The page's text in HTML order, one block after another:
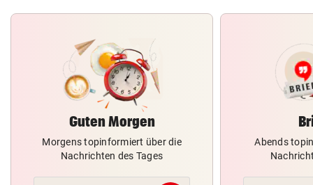
Guten Morgen
Morgens topinformiert über die
Nachrichten des Tages
Abends